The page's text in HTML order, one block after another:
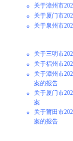
关于漳州市
关于厦门市
关于泉州市
关于三明市
关于福州市
关于漳州市
案的报告
关于厦门市
案
关于莆田市
案的报告